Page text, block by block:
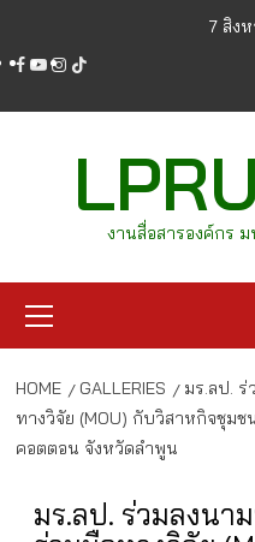
content
7 สิง
facebook
youtube
instagram
tiktok
งานสื่อสารองค์กร
Menu
HOME GALLERIES
มร.ลป.
ทางวิจัย (MOU) กับวิสาหกิจชุม
คอตตอน จังหวัดลำพูน
มร.ลป. ร่วมลงน